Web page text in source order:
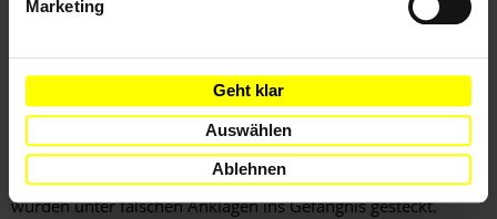
Marketing
Geht klar
Auswählen
Ablehnen
der ZAR ausgeliefert.
Gewaltlose politische Gefangene
Personen, die als Kritiker der Regierung galten, Verbindungen
zu Regierungskritikern hatten oder mit ihnen verwandt waren,
wurden unter falschen Anklagen ins Gefängnis gesteckt.